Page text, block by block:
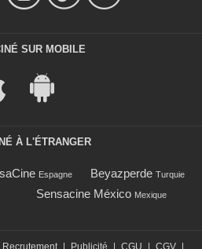
SUR MOBILE
À L'ÉTRANGER
Espagne Beyazperde Turquie
Sensacine México Mexique
Recrutement | Publicité | CGU | CGV |